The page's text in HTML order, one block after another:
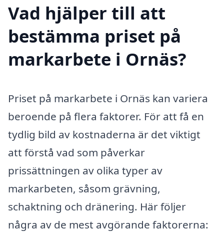
Vad hjälper till att
bestämma priset på
markarbete i Ornäs?
Priset på markarbete i Ornäs kan variera
beroende på flera faktorer. För att få en
tydlig bild av kostnaderna är det viktigt
att förstå vad som påverkar
prissättningen av olika typer av
markarbeten, såsom grävning,
schaktning och dränering. Här följer
några av de mest avgörande faktorerna: